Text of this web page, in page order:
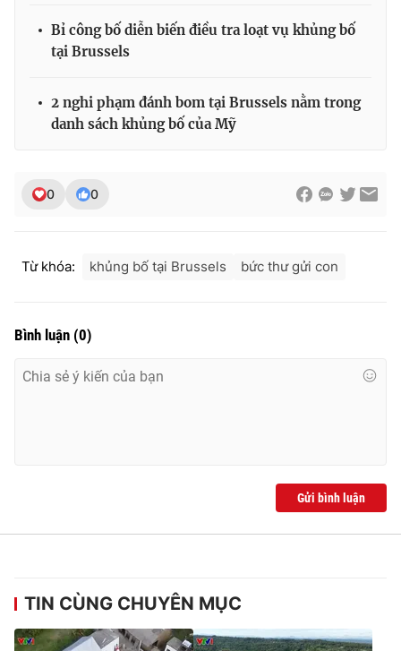
Email:toasoan@vtv.vn
Liên hệ quảng cáo:
thuận bằng văn bản. Ghi rõ nguồn VTV.vn khi phát hành lại
thông tin từ website này.
Bỉ công bố diễn biến điều tra loạt vụ khủng bố
tại Brussels
2 nghi phạm đánh bom tại Brussels nằm trong
danh sách khủng bố của Mỹ
0 0
Từ khóa: khủng bố tại Brussels bức thư gửi con
Bình luận (0)
Gửi bình luận
TIN CÙNG CHUYÊN MỤC